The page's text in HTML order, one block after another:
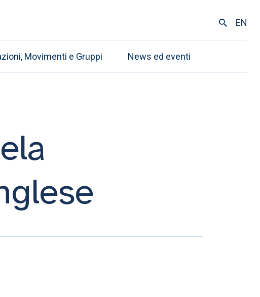
EN
Movimenti e Gruppi News ed eventi